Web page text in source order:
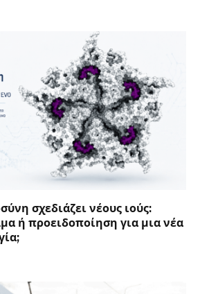
σχεδιάζει νέους ιούς:
ή προειδοποίηση για μια νέα